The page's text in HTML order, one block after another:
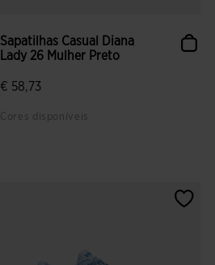
Sapatilhas Casual Diana
Lady 26 Mulher Preto
€ 58,73
Cores disponíveis